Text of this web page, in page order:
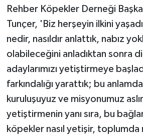
Rehber Köpekler Derneği
Tunçer, 'Biz herşeyin ilkini
nedir, nasıldır anlattık, nabız
olabileceğini anladıktan sonra
adaylarımızı yetiştirmeye
farkındalığı yarattık; bu
kuruluşuyuz ve misyonumuz
yetiştirmenin yanı sıra, bu
köpekler nasıl yetişir, toplumda